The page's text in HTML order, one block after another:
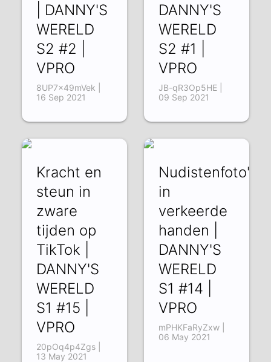
| DANNY'S
WERELD
S2 #2 |
VPRO
8UP7x49mVek |
16 Sep 2021
DANNY'S
WERELD
S2 #1 |
VPRO
JB-qR3Op5HE |
09 Sep 2021
Kracht en
steun in
zware
tijden op
TikTok |
DANNY'S
WERELD
S1 #15 |
VPRO
20pOq4p4Zgs |
13 May 2021
Nudistenfoto's
in
verkeerde
handen |
DANNY'S
WERELD
S1 #14 |
VPRO
mPHKFaRyZxw |
06 May 2021